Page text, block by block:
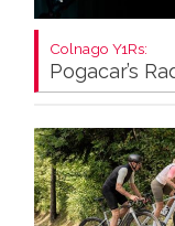
Colnago Y1Rs:
Pogacar’s